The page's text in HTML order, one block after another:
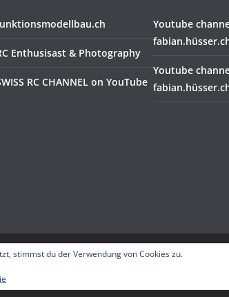
Enthusisast & Photography
RC CHANNEL on YouTube
Youtube
Youtube
stimmst du der Verwendung von Cookies zu.